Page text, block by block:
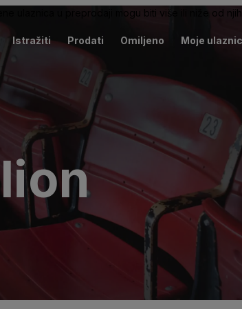
ulaznica u preprodaji mogu biti više ili niže od
Istražiti Prodati Omiljeno Moje